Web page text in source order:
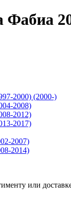
2000) (2000-)
2008)
2012)
2017)
2007)
2014)
или